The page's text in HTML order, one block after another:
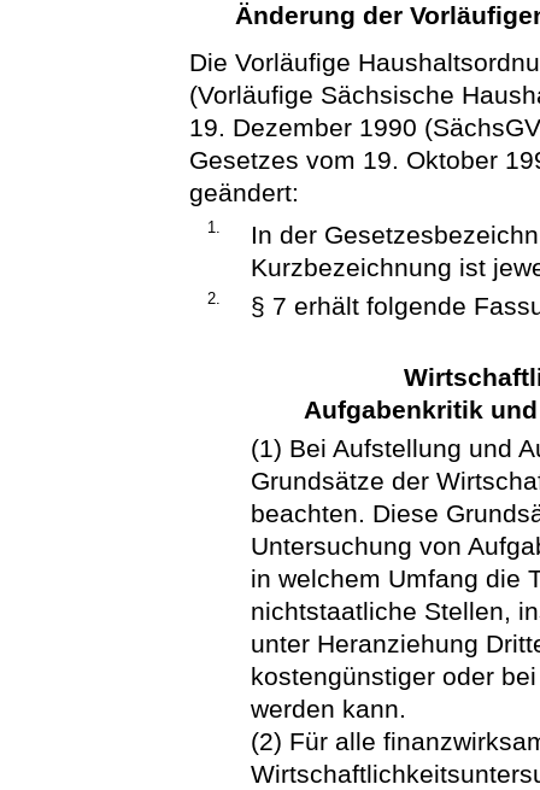
Änderung der
Die Vorläufige
(Vorläufige Sächsische
19. Dezember 1990
Gesetzes vom 19. Oktober
geändert:
1.
In der
Kurzbezeichnung ist
2. § 7 erhält folgende
Aufgabenkritik
(1) Bei Aufstellung und
Grundsätze der
beachten. Diese
Untersuchung von
in welchem Umfang die
nichtstaatliche Stellen,
unter Heranziehung
kostengünstiger oder
werden kann.
(2) Für alle